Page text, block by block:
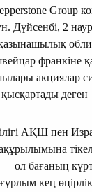
Group
Дүйсенбі, 2
франкіне
акциялар
қысқартады деген
АҚШ пен
ол бағаның күрт
кең өңірлік